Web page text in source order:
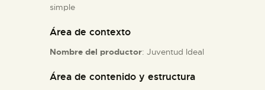
simple
Área de contexto
Nombre del productor: Juventud Ideal
Área de contenido y estructura